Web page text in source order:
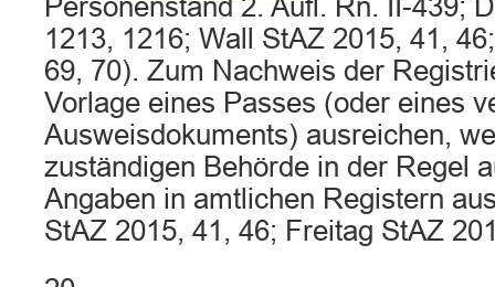
Personenstand 2. Aufl. Rn. II-439;
1213, 1216; Wall StAZ 2015, 41,
69, 70). Zum Nachweis der
Vorlage eines Passes (oder eines
Ausweisdokuments) ausreichen,
zuständigen Behörde in der Regel
Angaben in amtlichen Registern
StAZ 2015, 41, 46; Freitag StAZ